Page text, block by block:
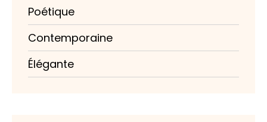
Poétique
Contemporaine
Élégante